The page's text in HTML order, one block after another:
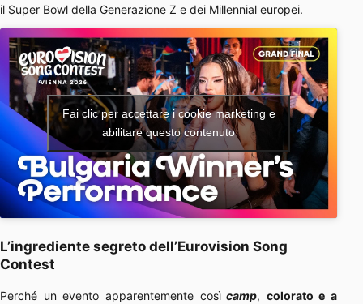
il Super Bowl della Generazione Z e dei Millennial europei.
Fai clic per accettare i cookie marketing e
abilitare questo contenuto
L’ingrediente segreto dell’Eurovision Song
Contest
Perché un evento apparentemente cosìcamp, colorato e a